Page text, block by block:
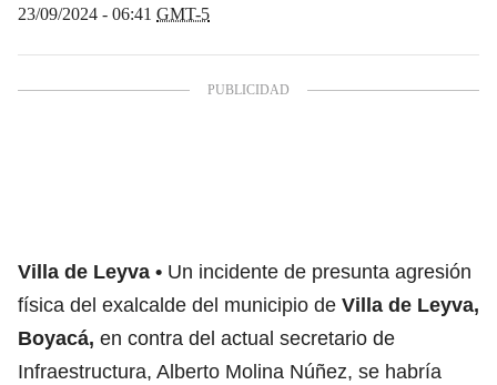
23/09/2024 - 06:41 GMT-5
Villa de Leyva
Un incidente de presunta agresión
física del exalcalde del municipio de Villa de Leyva,
Boyacá, en contra del actual secretario de
Infraestructura, Alberto Molina Núñez, se habría